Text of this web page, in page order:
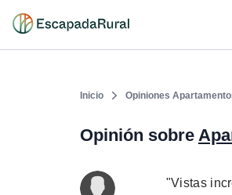
Inicio Opiniones
Opinión sobre
"Vistas